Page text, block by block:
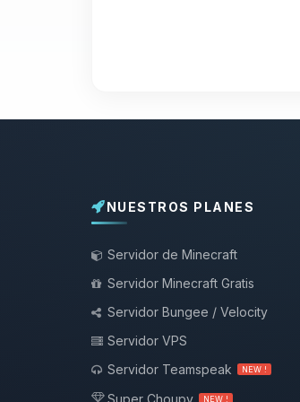
NUESTROS PLANES
Servidor de Minecraft
Servidor Minecraft Gratis
Servidor Bungee / Velocity
Servidor VPS
Servidor Teamspeak
NEW !
Super Choupy NEW !